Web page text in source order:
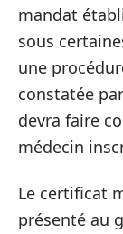
mandat
sous
une
constatée
devra faire
médecin
Le certificat
présenté au